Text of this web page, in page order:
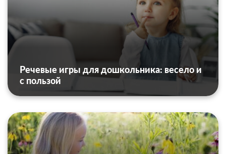
Речевые игры для дошкольника: весело и
с пользой